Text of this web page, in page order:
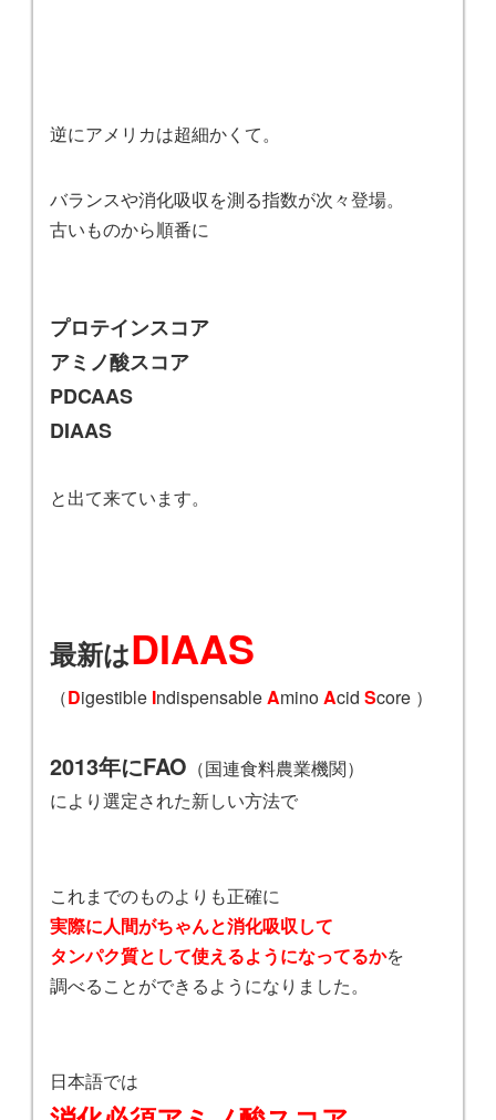
逆にアメリカは超細かくて。
バランスや消化吸収を測る指数が次々登場。
古いものから順番に
プロテインスコア
アミノ酸スコア
PDCAAS
DIAAS
と出て来ています。
最新はDIAAS
（Digestible IndispensableAminoAcid Score ）
2013年にFAO （国連食料農業機関）
により選定された新しい方法で
これまでのものよりも正確に
実際に人間がちゃんと消化吸収して
タンパク質として使えるようになってるかを
調べることができるようになりました。
日本語では